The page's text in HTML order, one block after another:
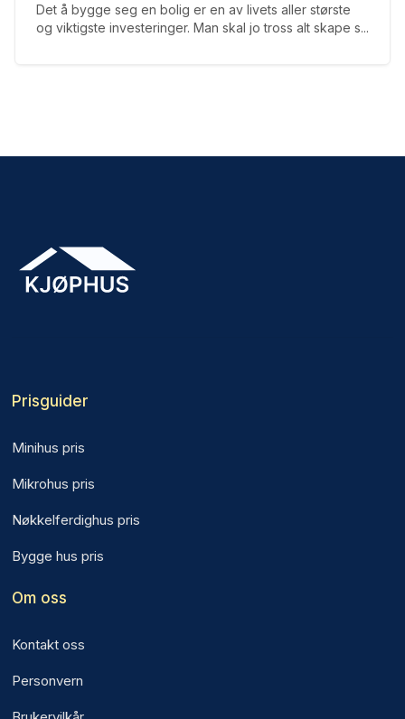
Det å bygge seg en bolig er en av livets aller største
og viktigste investeringer. Man skal jo tross alt skape s...
Prisguider
Minihus pris
Mikrohus pris
Nøkkelferdighus pris
Bygge hus pris
Om oss
Kontakt oss
Personvern